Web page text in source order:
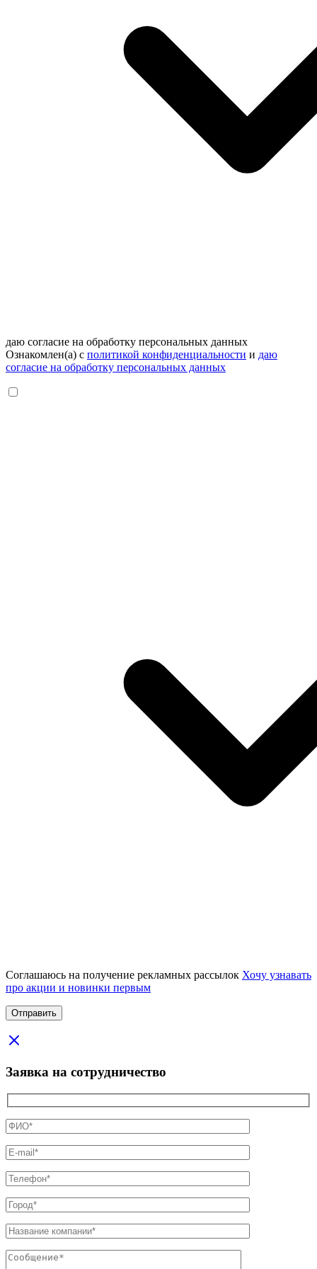
даю согласие на обработку персональных данных
Ознакомлен(а) с политикой конфиденциальности и даю
согласие на обработку персональных данных
Соглашаюсь на получение рекламных рассылок Хочу узнавать
про акции и новинки первым
Заявка на сотрудничество